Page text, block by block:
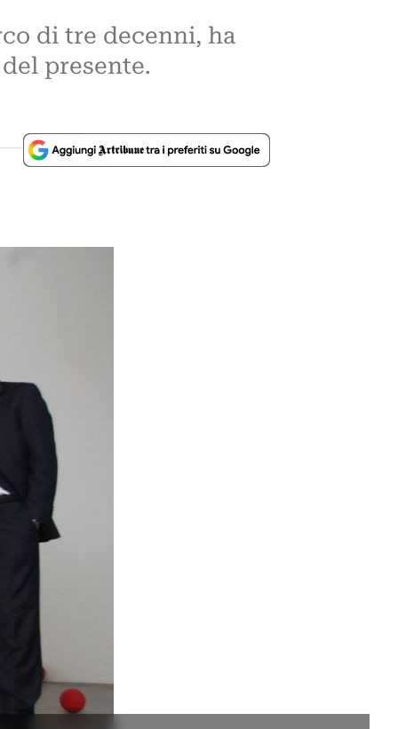
di tre decenni, ha
presente.